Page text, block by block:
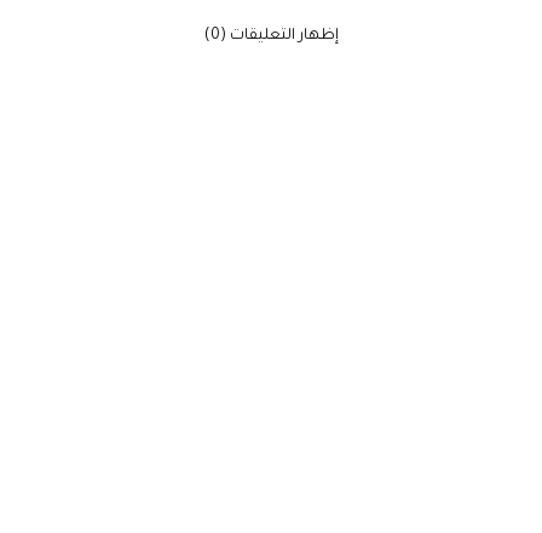
‫إظهار التعليقات (0)